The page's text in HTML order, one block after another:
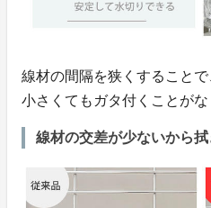
線材の間隔を狭くすること
小さくてもガタ付くことがな
線材の交差が少ないから拭